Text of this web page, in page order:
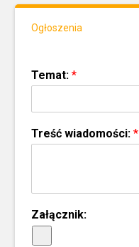
Ogłoszenia
Temat: *
Treść wiadomości: *
Załącznik: